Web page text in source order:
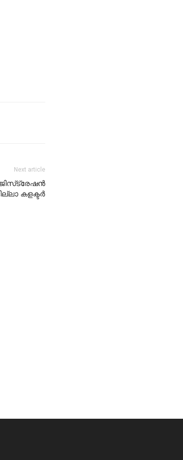
Next article
കളക്ടര്‍